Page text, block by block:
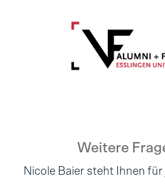
Weitere
Nicole Baier steht Ihnen